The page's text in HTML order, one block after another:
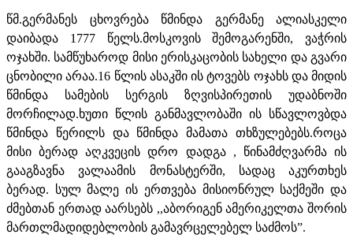
წმ.გერმანეს ცხოვრება წმინდა გერმანე ალიასკელი
დაიბადა 1777 წელს.მოსკოვის შემოგარენში, ვაჭრის
ოჯახში. სამწუხაროდ მისი ერისკაცობის სახელი და გვარი
ცნობილი არაა.16 წლის ასაკში ის ტოვებს ოჯახს და მიდის
წმინდა სამების სერგის ზღვისპირეთის უდაბნოში
მორჩილად.ხუთი წლის განმავლობაში ის სწავლოვბდა
წმინდა წერილს და წმინდა მამათა თხზულებებს.როცა
მისი ბერად აღკვეცის დრო დადგა , წინამძღვარმა ის
გააგზავნა ვალაამის მონასტერში, სადაც აკურთხეს
ბერად. სულ მალე ის ერთვება მისიონრულ საქმეში და
ძმებთან ერთად აარსებს ,,აბორიგენ ამერიკელთა შორის
მართლმადიდებლობის გამავრცელებელ საძმოს”.